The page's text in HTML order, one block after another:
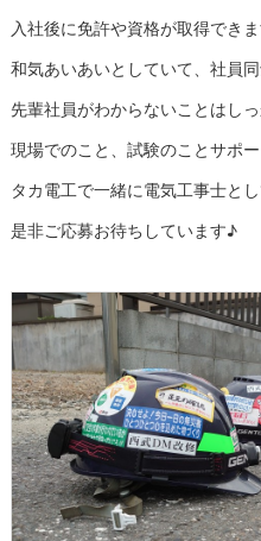
入社後に免許や資格が取得できま
和気あいあいとしていて、社員
先輩社員がわからないことはし
現場でのこと、試験のことサポ
タカ電工で一緒に電気工事士と
是非ご応募お待ちしています♪